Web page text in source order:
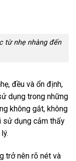
từ nhẹ nhàng đến
đều và ổn định,
dụng trong những
không gắt, không
sử dụng cảm thấy
trở nên rõ nét và